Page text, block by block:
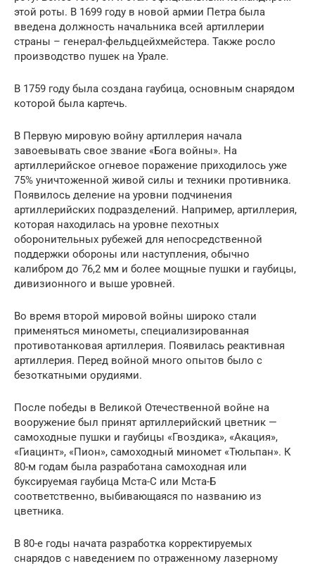
этой роты. В 1699 году в новой армии Петра была
введена должность начальника всей артиллерии
страны ­– генерал-фельдцейхмейстера. Также росло
производство пушек на Урале.
В 1759 году была создана гаубица, основным снарядом
которой была картечь.
В Первую мировую войну артиллерия начала
завоевывать свое звание «Бога войны». На
артиллерийское огневое поражение приходилось уже
75% уничтоженной живой силы и техники противника.
Появилось деление на уровни подчинения
артиллерийских подразделений. Например, артиллерия,
которая находилась на уровне пехотных
оборонительных рубежей для непосредственной
поддержки обороны или наступления, обычно
калибром до 76,2 мм и более мощные пушки и гаубицы,
дивизионного и выше уровней.
Во время второй мировой войны широко стали
применяться минометы, специализированная
противотанковая артиллерия. Появилась реактивная
артиллерия. Перед войной много опытов было с
безоткатными орудиями.
После победы в Великой Отечественной войне на
вооружение был принят артиллерийский цветник —
самоходные пушки и гаубицы «Гвоздика», «Акация»,
«Гиацинт», «Пион», самоходный миномет «Тюльпан». К
80-м годам была разработана самоходная или
буксируемая гаубица Мста-С или Мста-Б
соответственно, выбивающаяся по названию из
цветника.
В 80-е годы начата разработка корректируемых
снарядов с наведением по отраженному лазерному